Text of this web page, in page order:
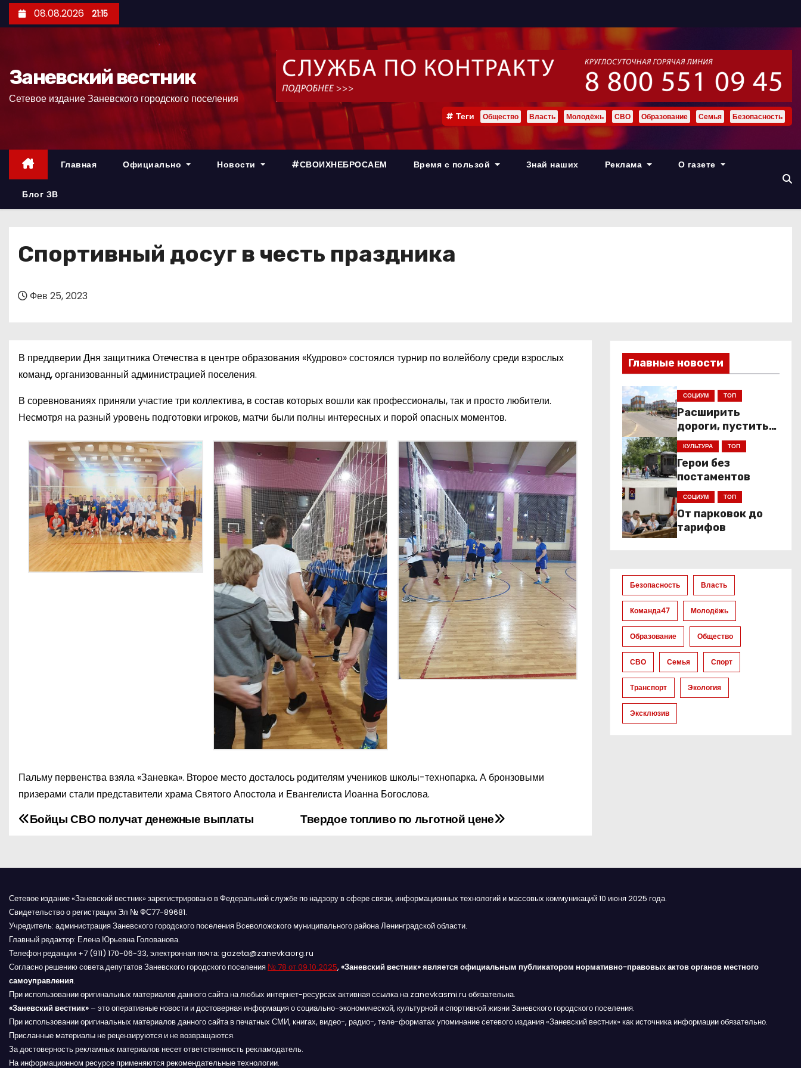
е
р
08.08.2026 21:15
Заневский вестник
Сетевое издание Заневского городского поселения
Теги Общество Власть Молодёжь СВО Образование Семья Безопасность
Главная Официально Новости #СВОИХНЕБРОСАЕМ Время с пользой Знай наших Реклама О газете
Блог ЗВ
Спортивный досуг в честь праздника
Фев 25, 2023
В преддверии Дня защитника Отечества в центре образования «Кудрово» состоялся турнир по волейболу среди взрослых
команд, организованный администрацией поселения.
В соревнованиях приняли участие три коллектива, в состав которых вошли как профессионалы, так и просто любители.
Несмотря на разный уровень подготовки игроков, матчи были полны интересных и порой опасных моментов.
Пальму первенства взяла «Заневка». Второе место досталось родителям учеников школы-технопарка. А бронзовыми
призерами стали представители храма Святого Апостола и Евангелиста Иоанна Богослова.
Н
в
и
г
а
ц
и
я
п
Твердое топливо по льготной цене
Бойцы СВО получат денежные выплаты
Главные новости
СОЦИУМ ТОП
Расширить
дороги, пустить
низкопольники
КУЛЬТУРА ТОП
Герои без
постаментов
СОЦИУМ ТОП
От парковок до
тарифов
Безопасность Власть
Команда47 Молодёжь
Образование Общество
СВО Семья Спорт
Транспорт Экология
Эксклюзив
Сетевое издание «Заневский вестник» зарегистрировано в Федеральной службе по надзору в сфере связи, информационных технологий и массовых коммуникаций 10 июня 2025 года.
Свидетельство о регистрации Эл № ФС77-89681.
Учредитель: администрация Заневского городского поселения Всеволожского муниципального района Ленинградской области.
Главный редактор: Елена Юрьевна Голованова.
Телефон редакции +7 (911) 170-06-33, электронная почта: gazeta@zanevkaorg.ru
Согласно решению совета депутатов Заневского городского поселения № 78 от 09.10.2025, «Заневский вестник» является официальным публикатором нормативно-правовых актов органов местного
самоуправления.
При использовании оригинальных материалов данного сайта на любых интернет-ресурсах активная ссылка на zanevkasmi.ru обязательна.
«Заневский вестник» – это оперативные новости и достоверная информация о социально-экономической, культурной и спортивной жизни Заневского городского поселения.
При использовании оригинальных материалов данного сайта в печатных СМИ, книгах, видео-, радио-, теле-форматах упоминание сетевого издания «Заневский вестник» как источника информации обязательно.
Присланные материалы не рецензируются и не возвращаются.
За достоверность рекламных материалов несет ответственность рекламодатель.
На информационном ресурсе применяются рекомендательные технологии.